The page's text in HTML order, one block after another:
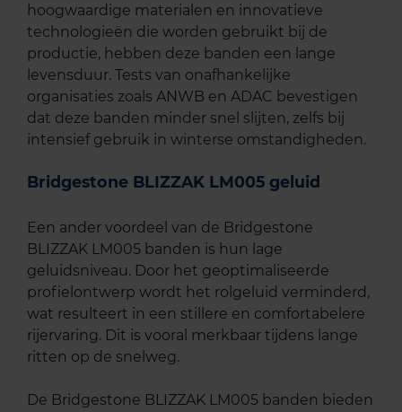
hoogwaardige materialen en innovatieve
technologieën die worden gebruikt bij de
productie, hebben deze banden een lange
levensduur. Tests van onafhankelijke
organisaties zoals ANWB en ADAC bevestigen
dat deze banden minder snel slijten, zelfs bij
intensief gebruik in winterse omstandigheden.
Bridgestone BLIZZAK LM005 geluid
Een ander voordeel van de Bridgestone
BLIZZAK LM005 banden is hun lage
geluidsniveau. Door het geoptimaliseerde
profielontwerp wordt het rolgeluid verminderd,
wat resulteert in een stillere en comfortabelere
rijervaring. Dit is vooral merkbaar tijdens lange
ritten op de snelweg.
De Bridgestone BLIZZAK LM005 banden bieden